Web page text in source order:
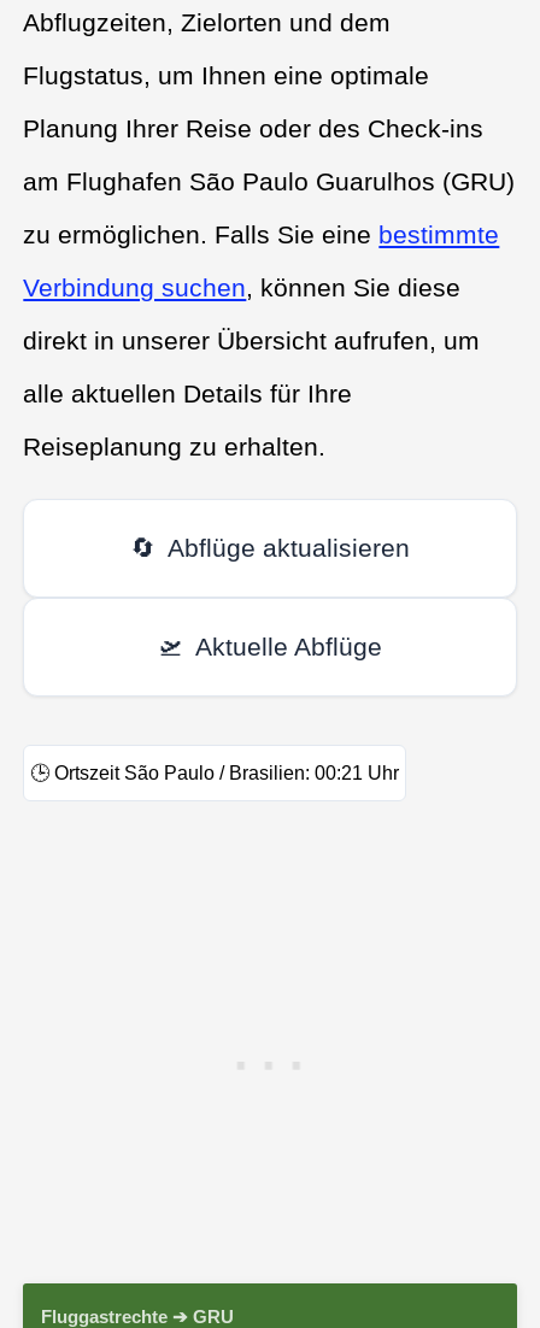
Abflugzeiten, Zielorten und dem
Flugstatus, um Ihnen eine optimale
Planung Ihrer Reise oder des Check-ins
am Flughafen São Paulo Guarulhos (GRU)
zu ermöglichen. Falls Sie eine bestimmte
Verbindung suchen, können Sie diese
direkt in unserer Übersicht aufrufen, um
alle aktuellen Details für Ihre
Reiseplanung zu erhalten.
🔄 Abflüge aktualisieren
🛫 Aktuelle Abflüge
🕒 Ortszeit São Paulo / Brasilien: 00:21 Uhr
Fluggastrechte ➔ GRU